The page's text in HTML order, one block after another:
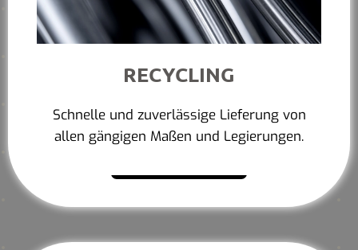
RECYCLING
Schnelle und zuverlässige Lieferung von
allen gängigen Maßen und Legierungen.